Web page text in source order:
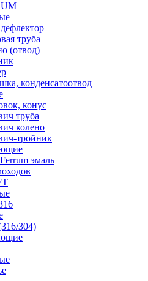
труба
(отвод)
конденсатоотвод
конус
труба
колено
тройник
эмаль
304)